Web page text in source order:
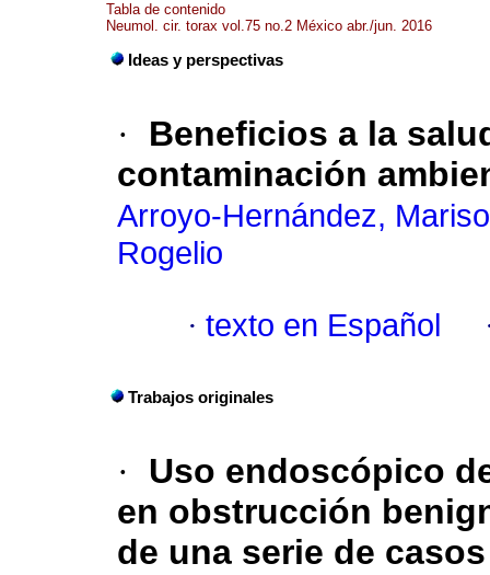
Tabla de contenido
Neumol. cir. torax vol.75 no.2 México abr./jun. 2016
Ideas y perspectivas
·
Beneficios a la
contaminación
Arroyo-Hernández,
Rogelio
· texto en Español
Trabajos originales
·
Uso endoscópico
en obstrucción
de una serie de casos